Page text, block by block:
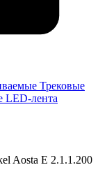
Трековые
LED-лента
Aosta E 2.1.1.200